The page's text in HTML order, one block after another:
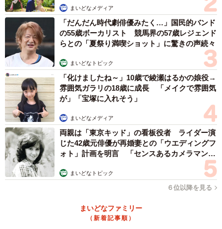
まいどなメディア
「だんだん時代劇俳優みたく…」国民的バンド
の55歳ボーカリスト 競馬界の57歳レジェンド
らとの「夏祭り満喫ショット」に驚きの声続々
まいどなトピック
「化けましたね～」10歳で綾瀬はるかの娘役→
雰囲気ガラリの18歳に成長 「メイクで雰囲気
が」「宝塚に入れそう」
まいどなメディア
両親は「東京キッド」の看板役者 ライダー演
じた42歳元俳優が再婚妻との「ウエディングフ
ォト」計画を明言 「センスあるカメラマン求
まいどなトピック
６位以降を見る
まいどなファミリー
（新着記事順）